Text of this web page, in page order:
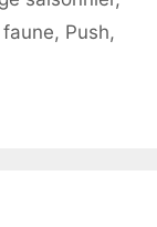
, Push,